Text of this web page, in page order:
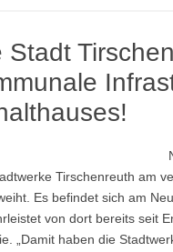
Stadt
Tirschenreuth am
Es befindet sich am
von dort bereits seit
„Damit haben die